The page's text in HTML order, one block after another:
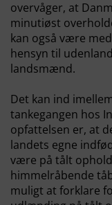
overvåger, at
minutiøst
kan også være
hensyn til
landsmænd.
Det kan ind
tankegangen hos
opfattelsen er, at
landets egne
være på tålt
himmelråbende
muligt at forklare